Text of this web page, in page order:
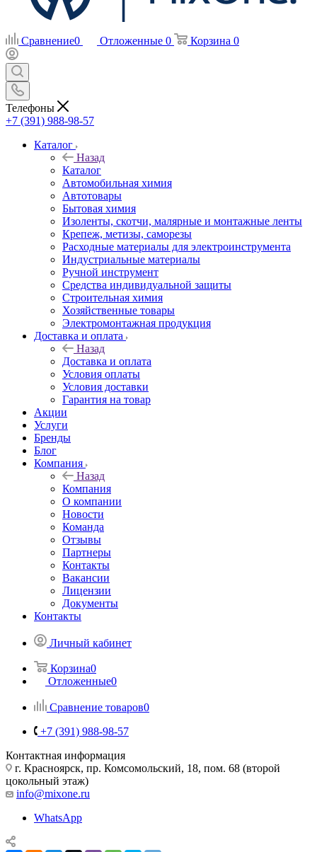
Сравнение0 Отложенные 0 Корзина 0
Телефоны
+7 (391) 988-98-57
Каталог
Назад
Каталог
Автомобильная химия
Автотовары
Бытовая химия
Изоленты, скотчи, малярные и монтажные ленты
Крепеж, метизы, саморезы
Расходные материалы для электроинструмента
Индустриальные материалы
Ручной инструмент
Средства индивидуальной защиты
Строительная химия
Хозяйственные товары
Электромонтажная продукция
Доставка и оплата
Назад
Доставка и оплата
Условия оплаты
Условия доставки
Гарантия на товар
Акции
Услуги
Бренды
Блог
Компания
Назад
Компания
О компании
Новости
Команда
Отзывы
Партнеры
Контакты
Вакансии
Лицензии
Документы
Контакты
Личный кабинет
Корзина0
Отложенные0
Сравнение товаров0
+7 (391) 988-98-57
Контактная информация
г. Красноярск, пр. Комсомольский, 18, пом. 68 (второй
цокольный этаж)
info@mixone.ru
WhatsApp